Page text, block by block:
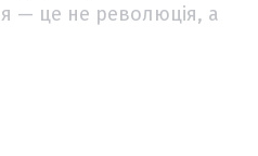
— це не революція, а